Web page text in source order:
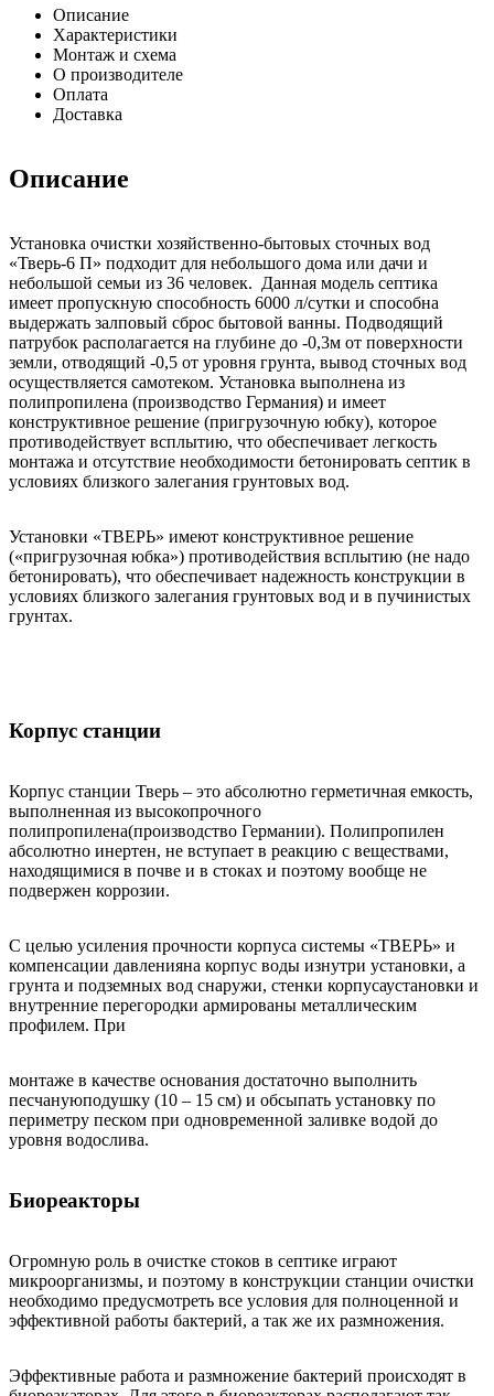
Описание
Характеристики
Монтаж и схема
О производителе
Оплата
Доставка
Описание
Установка очистки хозяйственно-бытовых сточных вод
«Тверь-6 П» подходит для небольшого дома или дачи и
небольшой семьи из 36 человек. Данная модель септика
имеет пропускную способность 6000 л/сутки и способна
выдержать залповый сброс бытовой ванны. Подводящий
патрубок располагается на глубине до -0,3м от поверхности
земли, отводящий -0,5 от уровня грунта, вывод сточных вод
осуществляется самотеком. Установка выполнена из
полипропилена (производство Германия) и имеет
конструктивное решение (пригрузочную юбку), которое
противодействует всплытию, что обеспечивает легкость
монтажа и отсутствие необходимости бетонировать септик в
условиях близкого залегания грунтовых вод.
Установки «ТВЕРЬ» имеют конструктивное решение
(«пригрузочная юбка») противодействия всплытию (не надо
бетонировать), что обеспечивает надежность конструкции в
условиях близкого залегания грунтовых вод и в пучинистых
грунтах.
Корпус станции
Корпус станции Тверь – это абсолютно герметичная емкость,
выполненная из высокопрочного
полипропилена(производство Германии). Полипропилен
абсолютно инертен, не вступает в реакцию с веществами,
находящимися в почве и в стоках и поэтому вообще не
подвержен коррозии.
С целью усиления прочности корпуса системы «ТВЕРЬ» и
компенсации давленияна корпус воды изнутри установки, а
грунта и подземных вод снаружи, стенки корпусаустановки и
внутренние перегородки армированы металлическим
профилем. При
монтаже в качестве основания достаточно выполнить
песчануюподушку (10 – 15 см) и обсыпать установку по
периметру песком при одновременной заливке водой до
уровня водослива.
Биореакторы
Огромную роль в очистке стоков в септике играют
микроорганизмы, и поэтому в конструкции станции очистки
необходимо предусмотреть все условия для полноценной и
эффективной работы бактерий, а так же их размножения.
Эффективные работа и размножение бактерий происходят в